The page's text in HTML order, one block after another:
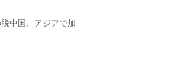
中国、アジアで加